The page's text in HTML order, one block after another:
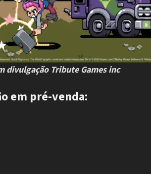
divulgação Tribute Games inc
em pré-venda: